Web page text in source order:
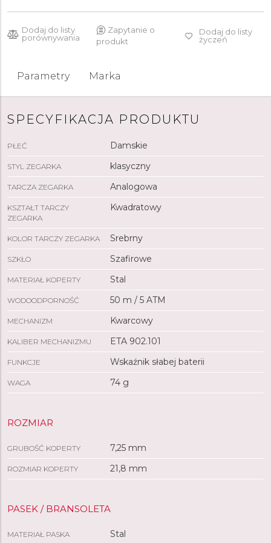
Dodaj do listy
porównywania
Zapytanie o
produkt
Dodaj do listy
życzeń
Parametry Marka
SPECYFIKACJA PRODUKTU
PŁEĆ Damskie
STYL ZEGARKA klasyczny
TARCZA ZEGARKA Analogowa
KSZTAŁT TARCZY
ZEGARKA
Kwadratowy
KOLOR TARCZY ZEGARKA Srebrny
SZKŁO Szafirowe
MATERIAŁ KOPERTY Stal
WODOODPORNOŚĆ 50 m / 5 ATM
MECHANIZM Kwarcowy
KALIBER MECHANIZMU ETA 902.101
FUNKCJE Wskaźnik słabej baterii
WAGA 74 g
ROZMIAR
GRUBOŚĆ KOPERTY 7,25 mm
ROZMIAR KOPERTY 21,8 mm
PASEK / BRANSOLETA
MATERIAŁ PASKA Stal